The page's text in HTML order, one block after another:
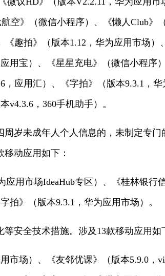
空》（微信小程序）、《懒人Club》
趣拍》（版本1.12，华为应用市场）
用宝）、《星星充电》（微信小程序
，应用汇）、《字拍》（版本9.3.1，
v4.3.6，360手机助手）。
岁未成年人个人信息的，未制定专
动应用如下：
应用市场IdeaHub专区）、《桂林银
拍》（版本9.3.1，华为应用市场）。
安全技术措施。涉及13款移动应用如
市场）、《友邻优课》（版本5.9.0